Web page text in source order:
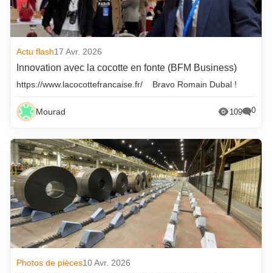
Actu flash17 Avr. 2026
Innovation avec la cocotte en fonte (BFM Business)
https://www.lacocottefrancaise.fr/ Bravo Romain Dubal !
Mourad 109 0
Photos de pièces10 Avr. 2026